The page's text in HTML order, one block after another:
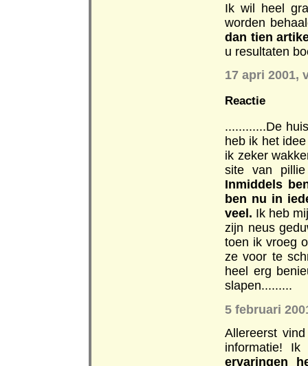
Ik wil heel
worden
dan tien
u resultaten
17 apri 2001,
Reactie
............De
heb ik het
ik zeker
site van
Inmiddels
ben nu in
veel. Ik heb
zijn neus
toen ik vroeg
ze voor te
heel erg
slapen.........
5 februari
Allereerst
informatie!
ervaringen